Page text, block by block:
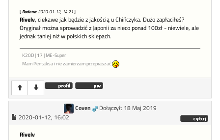
[Dodano: 2020-01-12, 14:21]
Rivelv, ciekawe jak będzie z jakością u Chińczyka. Dużo zapłaciłeś?
Oryginał można sprowadzić z Japonii za nieco ponad 100zł - niewiele, ale
jednak taniej niż w polskich sklepach.
K20D | 17 | ME-Super
Mam Pentaksa i nie zamierzam przepraszać
Coven
Dołączył: 18 Maj 2019
2020-01-12, 16:02
Rivelv